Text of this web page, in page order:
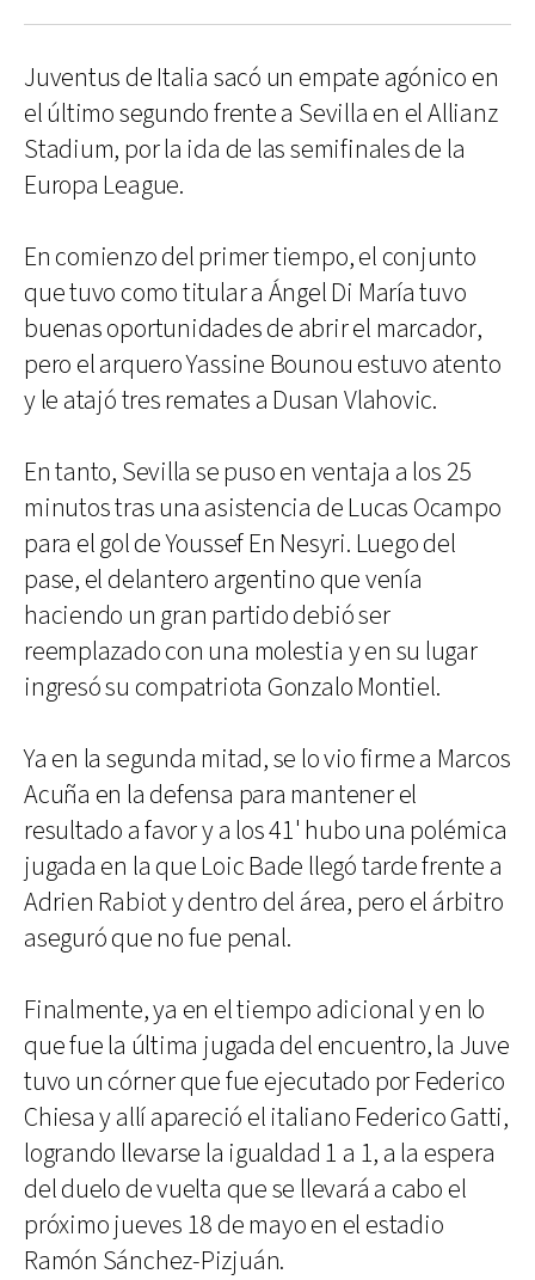
Juventus de Italia sacó un empate agónico en
el último segundo frente a Sevilla en el Allianz
Stadium, por la ida de las semifinales de la
Europa League.
En comienzo del primer tiempo, el conjunto
que tuvo como titular a Ángel Di María tuvo
buenas oportunidades de abrir el marcador,
pero el arquero Yassine Bounou estuvo atento
y le atajó tres remates a Dusan Vlahovic.
En tanto, Sevilla se puso en ventaja a los 25
minutos tras una asistencia de Lucas Ocampo
para el gol de Youssef En Nesyri. Luego del
pase, el delantero argentino que venía
haciendo un gran partido debió ser
reemplazado con una molestia y en su lugar
ingresó su compatriota Gonzalo Montiel.
Ya en la segunda mitad, se lo vio firme a Marcos
Acuña en la defensa para mantener el
resultado a favor y a los 41' hubo una polémica
jugada en la que Loic Bade llegó tarde frente a
Adrien Rabiot y dentro del área, pero el árbitro
aseguró que no fue penal.
Finalmente, ya en el tiempo adicional y en lo
que fue la última jugada del encuentro, la Juve
tuvo un córner que fue ejecutado por Federico
Chiesa y allí apareció el italiano Federico Gatti,
logrando llevarse la igualdad 1 a 1, a la espera
del duelo de vuelta que se llevará a cabo el
próximo jueves 18 de mayo en el estadio
Ramón Sánchez-Pizjuán.